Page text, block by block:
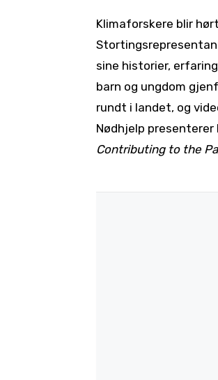
Klimaforskere blir
sine historier,
barn og ungdom
rundt i landet, og
Nødhjelp
Contributing to the